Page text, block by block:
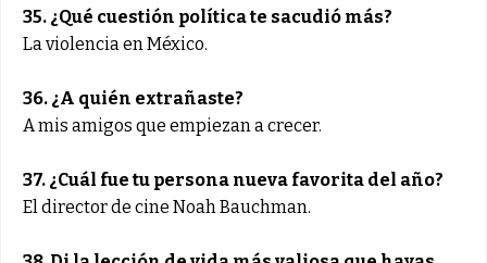
35. ¿Qué cuestión política te sacudió más?
La violencia en México.
36. ¿A quién extrañaste?
A mis amigos que empiezan a crecer.
37. ¿Cuál fue tu persona nueva favorita del año?
El director de cine Noah Bauchman.